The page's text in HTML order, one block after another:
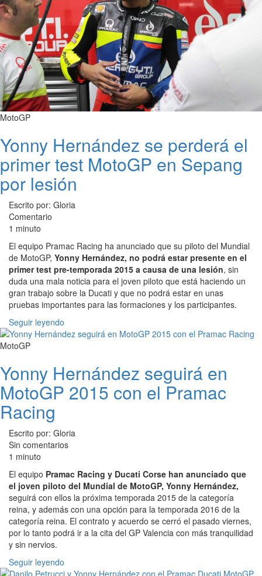
MotoGP
Yonny Hernández se perderá el
primer test MotoGP en Sepang
por lesión
Escrito por: Gloria
Comentario
1 minuto
El equipo Pramac Racing ha anunciado que su piloto del Mundial
de MotoGP, Yonny Hernández, no podrá estar presente en el
primer test pre-temporada 2015 a causa de una lesión, sin
duda una mala noticia para el joven piloto que está haciendo un
gran trabajo sobre la Ducati y que no podrá estar en unas
pruebas importantes para las formaciones y los participantes.
Seguir leyendo
MotoGP
Yonny Hernández seguirá en
MotoGP 2015 con el Pramac
Racing
Escrito por: Gloria
Sin comentarios
1 minuto
El equipo Pramac Racing y Ducati Corse han anunciado que
el joven piloto del Mundial de MotoGP, Yonny Hernández,
seguirá con ellos la próxima temporada 2015 de la categoría
reina, y además con una opción para la temporada 2016 de la
categoría reina. El contrato y acuerdo se cerró el pasado viernes,
por lo tanto podrá ir a la cita del GP Valencia con más tranquilidad
y sin nervios.
Seguir leyendo